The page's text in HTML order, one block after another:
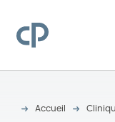
Clinique Pasteur
Accueil